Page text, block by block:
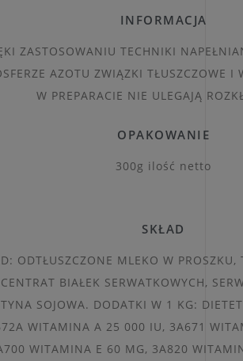
INFORMACJA
ZASTOSOWANIU TECHNIKI
AZOTU ZWIĄZKI TŁUSZCZOWE I
W PREPARACIE NIE ULEGAJĄ
OPAKOWANIE
300g ilość netto
SKŁAD
ODTŁUSZCZONE MLEKO W PROSZKU,
BIAŁEK SERWATKOWYCH,
SOJOWA. DODATKI W 1 KG:
WITAMINA A 25 000 IU, 3A671
WITAMINA E 60 MG, 3A820